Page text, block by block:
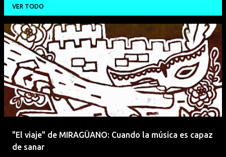
VER TODO
E
n
t
r
"El viaje" de MIRAGÜANO: Cuando la música es capaz
de sanar